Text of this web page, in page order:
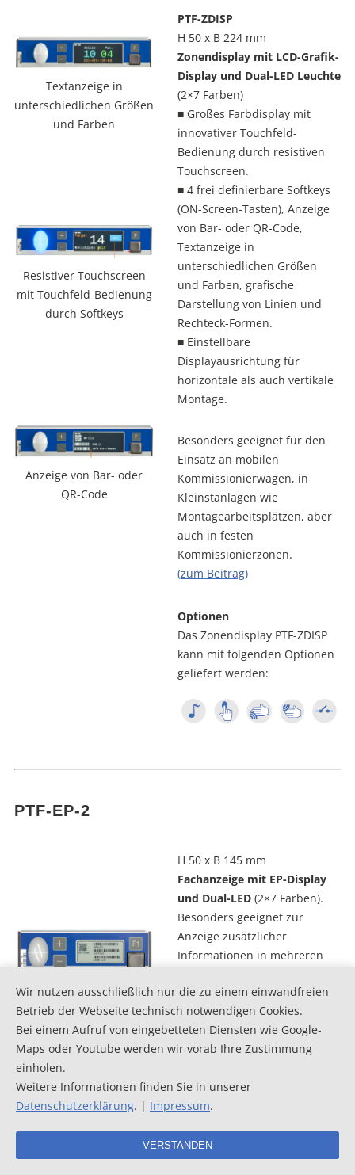
Textanzeige in
unterschiedlichen Größen
und Farben
Resistiver Touchscreen
mit Touchfeld-Bedienung
durch Softkeys
Anzeige von Bar- oder
QR-Code
PTF-ZDISP
H 50 x B 224 mm
Zonendisplay mit LCD-Grafik-
Display und Dual-LED Leuchte
(2×7 Farben)
■ Großes Farbdisplay mit
innovativer Touchfeld-
Bedienung durch resistiven
Touchscreen.
■ 4 frei definierbare Softkeys
(ON-Screen-Tasten), Anzeige
von Bar- oder QR-Code,
Textanzeige in
unterschiedlichen Größen
und Farben, grafische
Darstellung von Linien und
Rechteck-Formen.
■ Einstellbare
Displayausrichtung für
horizontale als auch vertikale
Montage.
Besonders geeignet für den
Einsatz an mobilen
Kommissionierwagen, in
Kleinstanlagen wie
Montagearbeitsplätzen, aber
auch in festen
Kommissionierzonen.
(zum Beitrag)
Optionen
Das Zonendisplay PTF-ZDISP
kann mit folgenden Optionen
geliefert werden:
PTF-EP-2
H 50 x B 145 mm
Fachanzeige mit EP-Display
und Dual-LED (2×7 Farben).
Besonders geeignet zur
Anzeige zusätzlicher
Informationen in mehreren
Schriftgrößen. Neben der
Pickmenge kann z.B. eine
Artikelnummer oder eine
Kurzbeschreibung dargestellt
Fachanzeige mit Sensor zur
Wir nutzen ausschließlich nur die zu einem einwandfreien
Betrieb der Webseite technisch notwendigen Cookies.
Bei einem Aufruf von eingebetteten Diensten wie Google-
Maps oder Youtube werden wir vorab Ihre Zustimmung
einholen.
Weitere Informationen finden Sie in unserer
Datenschutzerklärung. | Impressum.
VERSTANDEN